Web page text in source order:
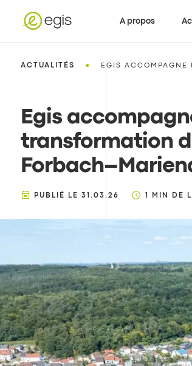
A propos
ACTUALITÉS • EGIS
Egis
transformation
PUBLIÉ LE 31.03.26 MIN DE